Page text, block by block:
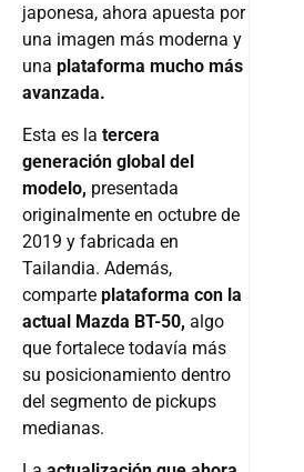
japonesa, ahora apuesta por
una imagen más moderna y
una plataforma mucho más
avanzada.
Esta es la tercera
generación global del
modelo, presentada
originalmente en octubre de
2019 y fabricada en
Tailandia. Además,
comparte plataforma con la
actual Mazda BT-50, algo
que fortalece todavía más
su posicionamiento dentro
del segmento de pickups
medianas.